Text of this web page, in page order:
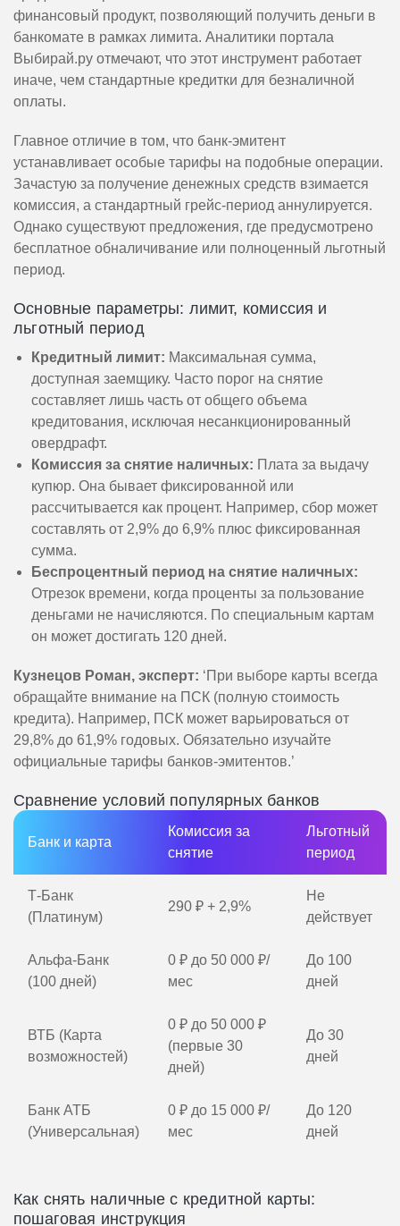
финансовый продукт, позволяющий получить деньги в
банкомате в рамках лимита. Аналитики портала
Выбирай.ру отмечают, что этот инструмент работает
иначе, чем стандартные кредитки для безналичной
оплаты.
Главное отличие в том, что банк-эмитент
устанавливает особые тарифы на подобные операции.
Зачастую за получение денежных средств взимается
комиссия, а стандартный грейс-период аннулируется.
Однако существуют предложения, где предусмотрено
бесплатное обналичивание или полноценный льготный
период.
Основные параметры: лимит, комиссия и
льготный период
Кредитный лимит: Максимальная сумма,
доступная заемщику. Часто порог на снятие
составляет лишь часть от общего объема
кредитования, исключая несанкционированный
овердрафт.
Комиссия за снятие наличных: Плата за выдачу
купюр. Она бывает фиксированной или
рассчитывается как процент. Например, сбор может
составлять от 2,9% до 6,9% плюс фиксированная
сумма.
Беспроцентный период на снятие наличных:
Отрезок времени, когда проценты за пользование
деньгами не начисляются. По специальным картам
он может достигать 120 дней.
Кузнецов Роман, эксперт: ‘При выборе карты всегда
обращайте внимание на ПСК (полную стоимость
кредита). Например, ПСК может варьироваться от
29,8% до 61,9% годовых. Обязательно изучайте
официальные тарифы банков-эмитентов.’
Сравнение условий популярных банков
Банк и карта
Комиссия за
снятие
Льготный
период
Т-Банк
(Платинум)
290 ₽ + 2,9%
Не
действует
Альфа-Банк
(100 дней)
0 ₽ до 50 000 ₽/
мес
До 100
дней
ВТБ (Карта
возможностей)
0 ₽ до 50 000 ₽
(первые 30
дней)
До 30
дней
Банк АТБ
(Универсальная)
0 ₽ до 15 000 ₽/
мес
До 120
дней
Как снять наличные с кредитной карты:
пошаговая инструкция